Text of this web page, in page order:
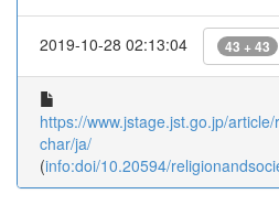
2019-10-28 02:13:04 43 + 43
https://www.jstage.jst.go.jp/
char/ja/
(info:doi/10.20594/